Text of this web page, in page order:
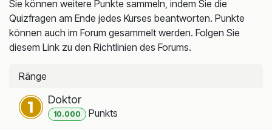
Sie können weitere Punkte sammeln, indem Sie die
Quizfragen am Ende jedes Kurses beantworten. Punkte
können auch im Forum gesammelt werden. Folgen Sie
diesem Link zu den Richtlinien des Forums.
Ränge
Doktor
10.000 Punkts